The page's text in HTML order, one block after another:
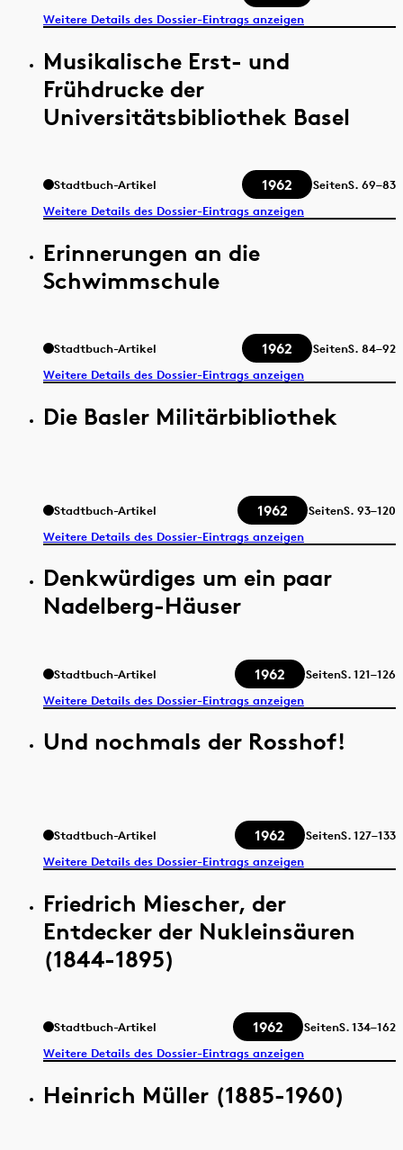
Weitere Details des Dossier-Eintrags anzeigen
Musikalische Erst- und
Frühdrucke der
Universitätsbibliothek Basel
Stadtbuch-Artikel 1962 SeitenS. 69–83
Weitere Details des Dossier-Eintrags anzeigen
Erinnerungen an die
Schwimmschule
Stadtbuch-Artikel 1962 SeitenS. 84–92
Weitere Details des Dossier-Eintrags anzeigen
Die Basler Militärbibliothek
Stadtbuch-Artikel 1962 SeitenS. 93–120
Weitere Details des Dossier-Eintrags anzeigen
Denkwürdiges um ein paar
Nadelberg-Häuser
Stadtbuch-Artikel 1962 SeitenS.121–126
Weitere Details des Dossier-Eintrags anzeigen
Und nochmals der Rosshof!
Stadtbuch-Artikel 1962 SeitenS.127–133
Weitere Details des Dossier-Eintrags anzeigen
Friedrich Miescher, der
Entdecker der Nukleinsäuren
(1844-1895)
Stadtbuch-Artikel 1962 SeitenS.134–162
Weitere Details des Dossier-Eintrags anzeigen
Heinrich Müller (1885-1960)